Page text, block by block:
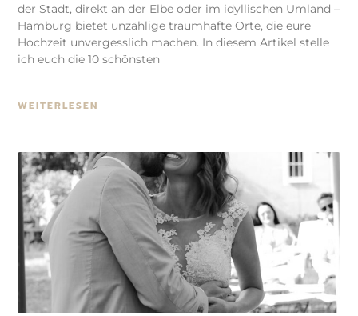
der Stadt, direkt an der Elbe oder im idyllischen Umland –
Hamburg bietet unzählige traumhafte Orte, die eure
Hochzeit unvergesslich machen. In diesem Artikel stelle
ich euch die 10 schönsten
WEITERLESEN